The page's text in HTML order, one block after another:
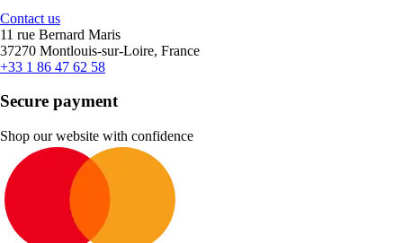
Contact us
11 rue Bernard Maris
37270 Montlouis-sur-Loire, France
+33 1 86 47 62 58
Secure payment
Shop our website with confidence